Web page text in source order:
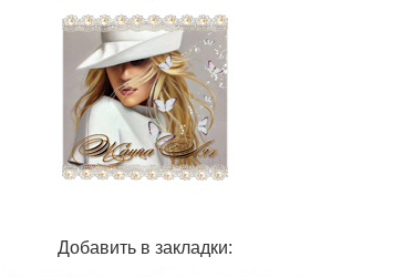
Добавить в закладки: